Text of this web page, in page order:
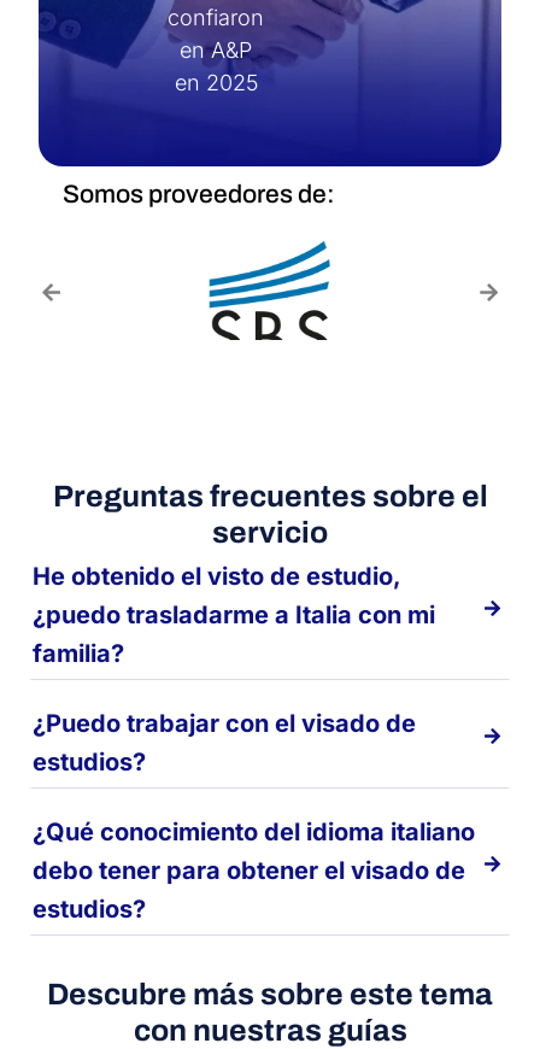
confiaron
en A&P
en 2025
Somos proveedores de:
Preguntas frecuentes sobre el
servicio
He obtenido el visto de estudio,
¿puedo trasladarme a Italia con mi
familia?
¿Puedo trabajar con el visado de
estudios?
¿Qué conocimiento del idioma italiano
debo tener para obtener el visado de
estudios?
Descubre más sobre este tema
con nuestras guías